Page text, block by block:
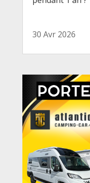
30 Avr 2026